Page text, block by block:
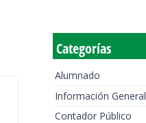
Categorías
Alumnado
Información General
Contador Público